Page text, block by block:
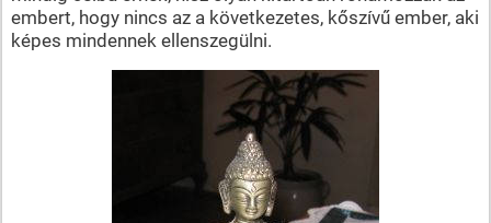
embert, hogy nincs az a következetes, kőszívű ember, aki
képes mindennek ellenszegülni.